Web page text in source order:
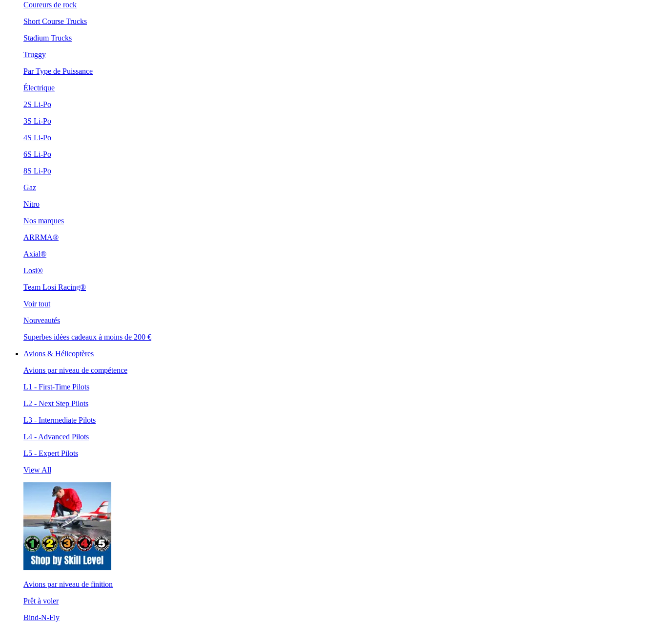
Coureurs de rock
Short Course Trucks
Stadium Trucks
Truggy
Par Type de Puissance
Électrique
2S Li-Po
3S Li-Po
4S Li-Po
6S Li-Po
8S Li-Po
Gaz
Nitro
Nos marques
ARRMA®
Axial®
Losi®
Team Losi Racing®
Voir tout
Nouveautés
Superbes idées cadeaux à moins de 200 €
Avions & Hélicoptères
Avions par niveau de compétence
L1 - First-Time Pilots
L2 - Next Step Pilots
L3 - Intermediate Pilots
L4 - Advanced Pilots
L5 - Expert Pilots
View All
Avions par niveau de finition
Prêt à voler
Bind-N-Fly